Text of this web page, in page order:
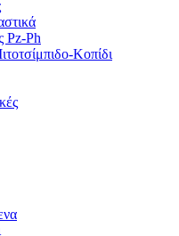
Pz-Ph
Κοπίδι